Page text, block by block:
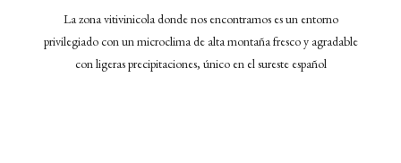
La zona vitivinicola donde nos encontramos es un entorno
privilegiado con un microclima de alta montaña fresco y agradable
con ligeras precipitaciones, único en el sureste español